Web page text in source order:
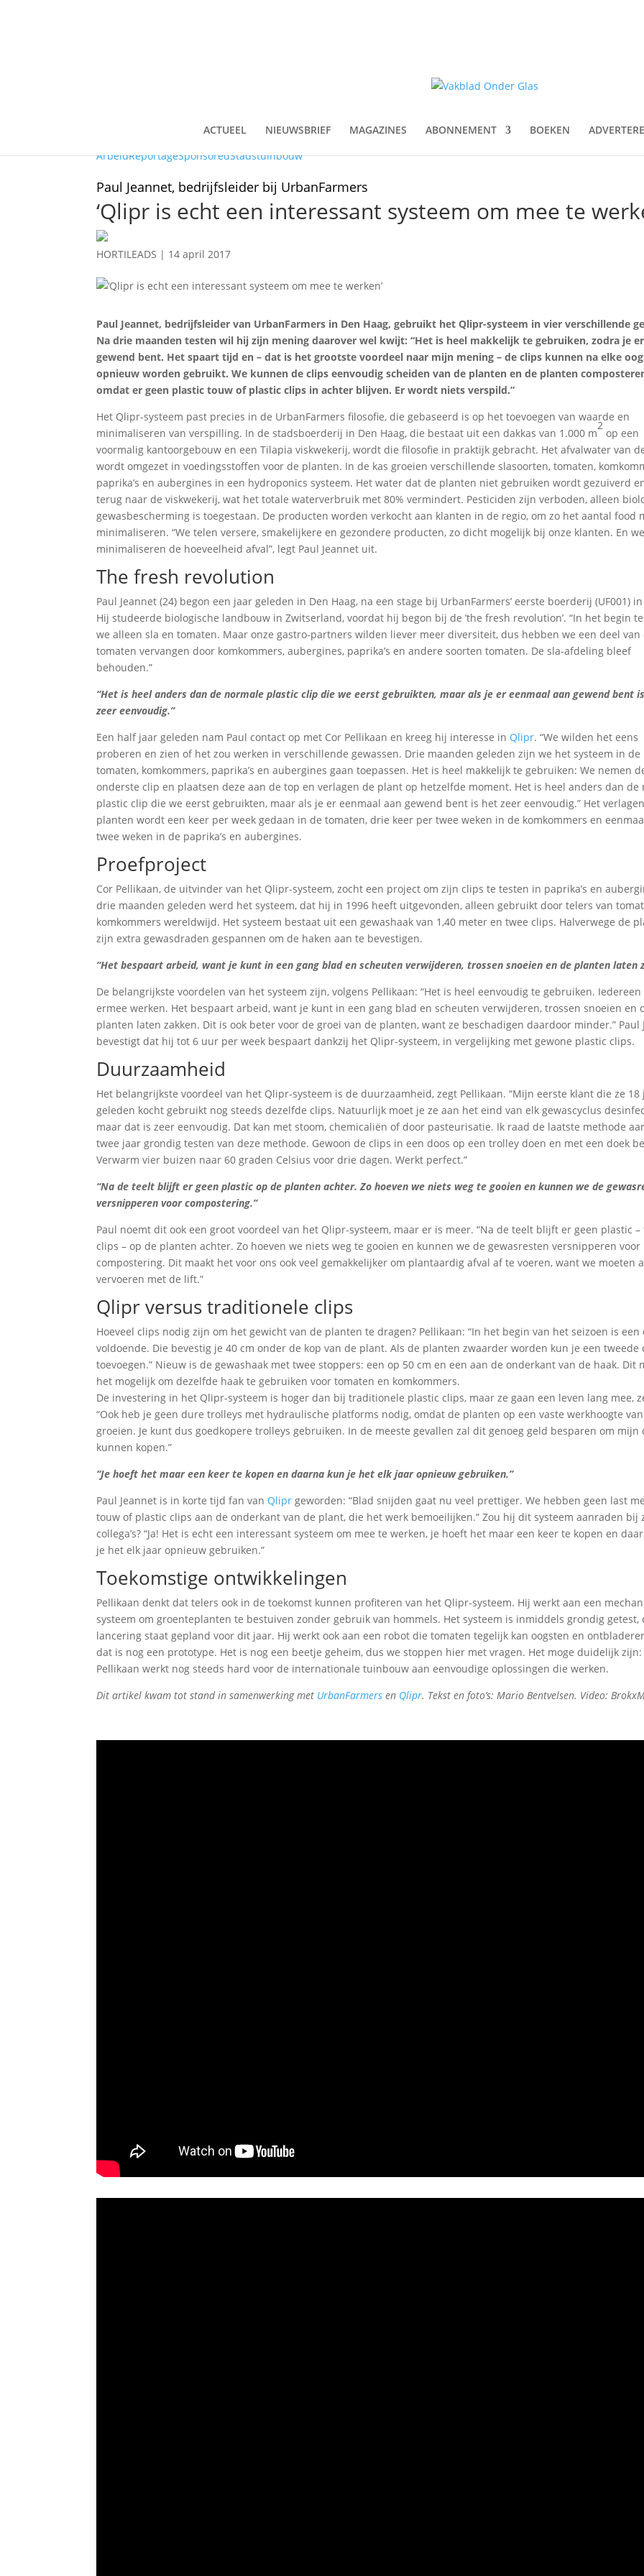
ACTUEEL NIEUWSBRIEF MAGAZINES ABONNEMENT BOEKEN
ArbeidReportageSponsoredStadstuinbouw
Paul Jeannet, bedrijfsleider bij UrbanFarmers
‘Qlipr is echt een interessant systeem om mee te
HORTILEADS | 14 april 2017
Paul Jeannet, bedrijfsleider van UrbanFarmers in Den Haag, gebruikt het Qlipr-systeem in vier verschillende
Na drie maanden testen wil hij zijn mening daarover wel kwijt: “Het is heel makkelijk te gebruiken, zodra je
gewend bent. Het spaart tijd en – dat is het grootste voordeel naar mijn mening – de clips kunnen na elke
opnieuw worden gebruikt. We kunnen de clips eenvoudig scheiden van de planten en de planten
omdat er geen plastic touw of plastic clips in achter blijven. Er wordt niets verspild.”
Het Qlipr-systeem past precies in de UrbanFarmers filosofie, die gebaseerd is op het toevoegen van waarde en
minimaliseren van verspilling. In de stadsboerderij in Den Haag, die bestaat uit een dakkas van 1.000 m
2
op een
voormalig kantoorgebouw en een Tilapia viskwekerij, wordt die filosofie in praktijk gebracht. Het afvalwater van
wordt omgezet in voedingsstoffen voor de planten. In de kas groeien verschillende slasoorten, tomaten,
paprika’s en aubergines in een hydroponics systeem. Het water dat de planten niet gebruiken wordt gezuiverd
terug naar de viskwekerij, wat het totale waterverbruik met 80% vermindert. Pesticiden zijn verboden, alleen
gewasbescherming is toegestaan. De producten worden verkocht aan klanten in de regio, om zo het aantal food
minimaliseren. “We telen versere, smakelijkere en gezondere producten, zo dicht mogelijk bij onze klanten. En we
minimaliseren de hoeveelheid afval”, legt Paul Jeannet uit.
The fresh revolution
Paul Jeannet (24) begon een jaar geleden in Den Haag, na een stage bij UrbanFarmers’ eerste boerderij (UF001)
Hij studeerde biologische landbouw in Zwitserland, voordat hij begon bij de ’the fresh revolution’. “In het begin
we alleen sla en tomaten. Maar onze gastro-partners wilden liever meer diversiteit, dus hebben we een deel van
tomaten vervangen door komkommers, aubergines, paprika’s en andere soorten tomaten. De sla-afdeling bleef
behouden.”
“Het is heel anders dan de normale plastic clip die we eerst gebruikten, maar als je er eenmaal aan gewend bent
zeer eenvoudig.”
Een half jaar geleden nam Paul contact op met Cor Pellikaan en kreeg hij interesse in Qlipr. “We wilden het eens
proberen en zien of het zou werken in verschillende gewassen. Drie maanden geleden zijn we het systeem in de
tomaten, komkommers, paprika’s en aubergines gaan toepassen. Het is heel makkelijk te gebruiken: We nemen
onderste clip en plaatsen deze aan de top en verlagen de plant op hetzelfde moment. Het is heel anders dan de
plastic clip die we eerst gebruikten, maar als je er eenmaal aan gewend bent is het zeer eenvoudig.” Het
planten wordt een keer per week gedaan in de tomaten, drie keer per twee weken in de komkommers en
twee weken in de paprika’s en aubergines.
Proefproject
Cor Pellikaan, de uitvinder van het Qlipr-systeem, zocht een project om zijn clips te testen in paprika’s en
drie maanden geleden werd het systeem, dat hij in 1996 heeft uitgevonden, alleen gebruikt door telers van
komkommers wereldwijd. Het systeem bestaat uit een gewashaak van 1,40 meter en twee clips. Halverwege de
zijn extra gewasdraden gespannen om de haken aan te bevestigen.
“Het bespaart arbeid, want je kunt in een gang blad en scheuten verwijderen, trossen snoeien en de planten laten
De belangrijkste voordelen van het systeem zijn, volgens Pellikaan: “Het is heel eenvoudig te gebruiken. Iedereen
ermee werken. Het bespaart arbeid, want je kunt in een gang blad en scheuten verwijderen, trossen snoeien en
planten laten zakken. Dit is ook beter voor de groei van de planten, want ze beschadigen daardoor minder.” Paul
bevestigt dat hij tot 6 uur per week bespaart dankzij het Qlipr-systeem, in vergelijking met gewone plastic clips.
Duurzaamheid
Het belangrijkste voordeel van het Qlipr-systeem is de duurzaamheid, zegt Pellikaan. “Mijn eerste klant die ze 18
geleden kocht gebruikt nog steeds dezelfde clips. Natuurlijk moet je ze aan het eind van elk gewascyclus
maar dat is zeer eenvoudig. Dat kan met stoom, chemicaliën of door pasteurisatie. Ik raad de laatste methode
twee jaar grondig testen van deze methode. Gewoon de clips in een doos op een trolley doen en met een doek
Verwarm vier buizen naar 60 graden Celsius voor drie dagen. Werkt perfect.”
“Na de teelt blijft er geen plastic op de planten achter. Zo hoeven we niets weg te gooien en kunnen we de
versnipperen voor compostering.”
Paul noemt dit ook een groot voordeel van het Qlipr-systeem, maar er is meer. “Na de teelt blijft er geen plastic
clips – op de planten achter. Zo hoeven we niets weg te gooien en kunnen we de gewasresten versnipperen voor
compostering. Dit maakt het voor ons ook veel gemakkelijker om plantaardig afval af te voeren, want we moeten
vervoeren met de lift.”
Qlipr versus traditionele clips
Hoeveel clips nodig zijn om het gewicht van de planten te dragen? Pellikaan: “In het begin van het seizoen is een
voldoende. Die bevestig je 40 cm onder de kop van de plant. Als de planten zwaarder worden kun je een tweede
toevoegen.” Nieuw is de gewashaak met twee stoppers: een op 50 cm en een aan de onderkant van de haak. Dit
het mogelijk om dezelfde haak te gebruiken voor tomaten en komkommers.
De investering in het Qlipr-systeem is hoger dan bij traditionele plastic clips, maar ze gaan een leven lang mee,
“Ook heb je geen dure trolleys met hydraulische platforms nodig, omdat de planten op een vaste werkhoogte
groeien. Je kunt dus goedkopere trolleys gebruiken. In de meeste gevallen zal dit genoeg geld besparen om mijn
kunnen kopen.”
“Je hoeft het maar een keer te kopen en daarna kun je het elk jaar opnieuw gebruiken.”
Paul Jeannet is in korte tijd fan van Qlipr geworden: “Blad snijden gaat nu veel prettiger. We hebben geen last
touw of plastic clips aan de onderkant van de plant, die het werk bemoeilijken.” Zou hij dit systeem aanraden bij
collega’s? “Ja! Het is echt een interessant systeem om mee te werken, je hoeft het maar een keer te kopen en
je het elk jaar opnieuw gebruiken.”
Toekomstige ontwikkelingen
Pellikaan denkt dat telers ook in de toekomst kunnen profiteren van het Qlipr-systeem. Hij werkt aan een
systeem om groenteplanten te bestuiven zonder gebruik van hommels. Het systeem is inmiddels grondig getest,
lancering staat gepland voor dit jaar. Hij werkt ook aan een robot die tomaten tegelijk kan oogsten en
dat is nog een prototype. Het is nog een beetje geheim, dus we stoppen hier met vragen. Het moge duidelijk zijn:
Pellikaan werkt nog steeds hard voor de internationale tuinbouw aan eenvoudige oplossingen die werken.
Dit artikel kwam tot stand in samenwerking met UrbanFarmers en Qlipr. Tekst en foto’s: Mario Bentvelsen. Video: